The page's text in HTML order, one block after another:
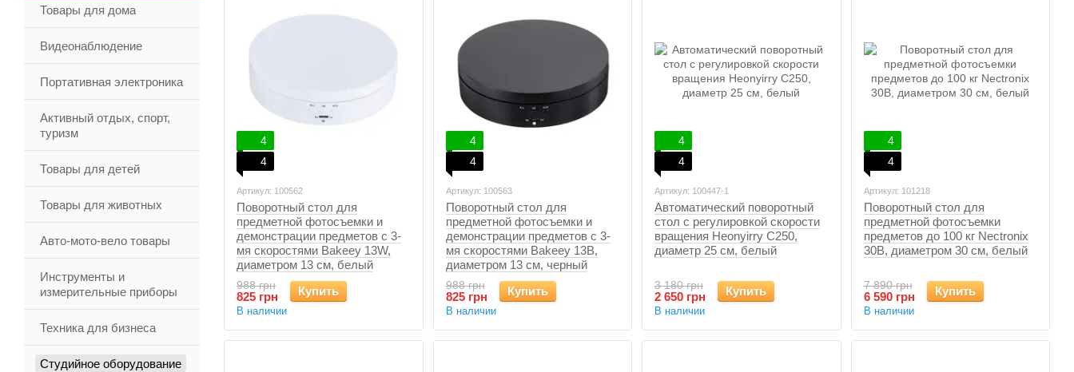
4
4
Артикул: 100562
Поворотный стол для
предметной фотосъемки и
демонстрации предметов с 3-
мя скоростями Bakeey 13W,
диаметром 13 см, белый
988 грн
825 грн Купить
В наличии
4
4
Артикул: 100563
Поворотный стол для
предметной фотосъемки и
демонстрации предметов с 3-
мя скоростями Bakeey 13B,
диаметром 13 см, черный
988 грн
825 грн Купить
В наличии
4
4
Артикул: 100447-1
Автоматический поворотный
стол с регулировкой скорости
вращения Heonyirry C250,
диаметр 25 см, белый
3 180 грн
2 650 грн Купить
В наличии
4
4
Артикул: 101218
Поворотный стол для
предметной фотосъемки
предметов до 100 кг Nectronix
30B, диаметром 30 см, белый
7 890 грн
6 590 грн Купить
В наличии
Товары для дома
Видеонаблюдение
Портативная электроника
Активный отдых, спорт,
туризм
Товары для детей
Товары для животных
Авто-мото-вело товары
Инструменты и
измерительные приборы
Техника для бизнеса
Студийное оборудование